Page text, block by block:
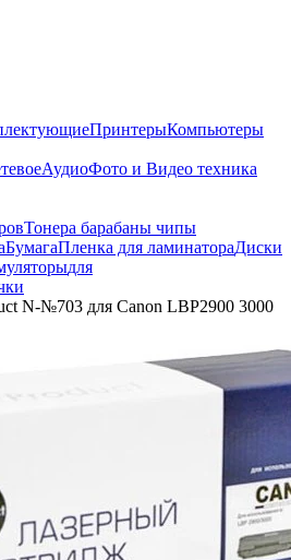
ПринтерыКомпьютеры
АудиоФото и Видео техника
Тонера барабаны чипы
БумагаПленка для ламинатораДиски
для
N-№703 для Canon LBP2900 3000